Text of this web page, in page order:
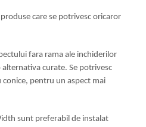
care se potrivesc oricaror
fara rama ale inchiderilor
curate. Se potrivesc
pentru un aspect mai
sunt preferabil de instalat